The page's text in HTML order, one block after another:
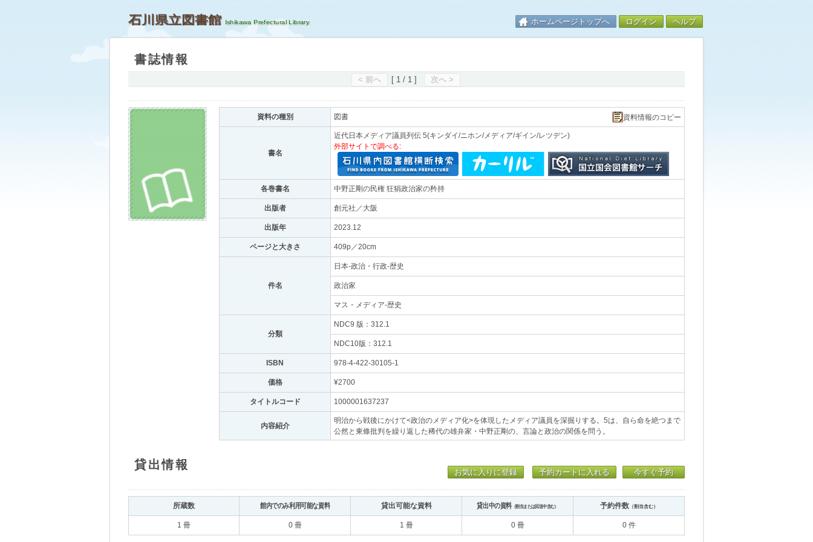
石川県立図書館 ホームページトップへ ログイン ヘルプ
書誌情報
< 前へ [ 1 / 1 ] 次へ >
資料の種別 図書 資料情報のコピー
書名
近代日本メディア議員列伝 5(キンダイ/ニホン/メディア/ギイン/レツデン)
外部サイトで調べる:
各巻書名 中野正剛の民権 狂狷政治家の矜持
出版者 創元社／大阪
出版年 2023.12
ページと大きさ 409p／20cm
件名
日本-政治・行政-歴史
政治家
マス・メディア-歴史
分類
NDC9 版：312.1
NDC10版：312.1
ISBN 978-4-422-30105-1
価格 ¥2700
タイトルコード 1000001637237
内容紹介
明治から戦後にかけて<政治のメディア化>を体現したメディア議員を深掘りする。5は、自ら命を絶つまで
公然と東條批判を繰り返した稀代の雄弁家・中野正剛の、言論と政治の関係を問う。
貸出情報
お気に入りに登録 予約カートに入れる 今すぐ予約
所蔵数 館内でのみ利用可能な資料 貸出可能な資料 貸出中の資料（割当または回送中含む） 予約件数（割当含む）
1 冊 0 冊 1 冊 0 冊 0 件